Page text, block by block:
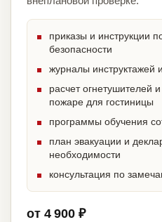
приказы и инструкции
безопасности
журналы инструктажей
расчет огнетушителей
пожаре для гостиницы
программы обучения
план эвакуации и
необходимости
консультация по
от 4 900 ₽